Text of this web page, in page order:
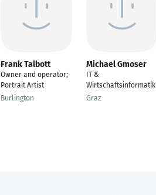
Frank Talbott
Owner and operator;
Portrait Artist
Burlington
Michael Gmoser
IT &
Wirtschaftsinformatik
Graz